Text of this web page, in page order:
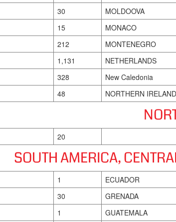
30 MOLDOOVA
15 MONACO
212 MONTENEGRO
1,131 NETHERLANDS
328 New Caledonia
48 NORTHERN IRELAND
20
SOUTH AMERICA,
1 ECUADOR
30 GRENADA
1 GUATEMALA